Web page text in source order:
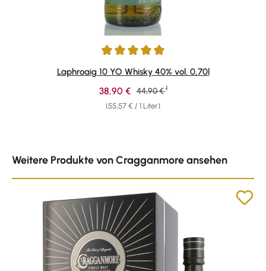
Durchschnittliche Bewertung von 4.91 von 5 Sternen
Laphroaig 10 YO Whisky 40% vol. 0,70l
(55,57 € / 1 Liter)
Verkaufspreis:
38,90 € Regulärer Preis:
44,90 € 1
Weitere Produkte von Cragganmore ansehen